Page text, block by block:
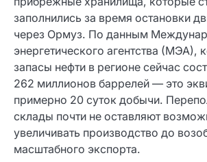
заполнились за время остановки
через Ормуз. По данным
энергетического агентства (МЭА),
запасы нефти в регионе сейчас
262 миллионов баррелей — это
примерно 20 суток добычи.
склады почти не оставляют
увеличивать производство до
масштабного экспорта.